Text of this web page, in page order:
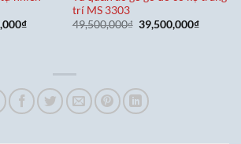
₫Giá
trí MS 3303
49,500,000₫ Giá
gốc
39,500,000₫Giá